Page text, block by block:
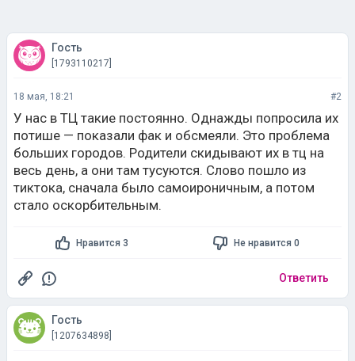
Гость
[1793110217]
18 мая, 18:21 #2
У нас в ТЦ такие постоянно. Однажды попросила их
потише — показали фак и обсмеяли. Это проблема
больших городов. Родители скидывают их в тц на
весь день, а они там тусуются. Слово пошло из
тиктока, сначала было самоироничным, а потом
стало оскорбительным.
Нравится 3 Не нравится 0
Ответить
Гость
[1207634898]